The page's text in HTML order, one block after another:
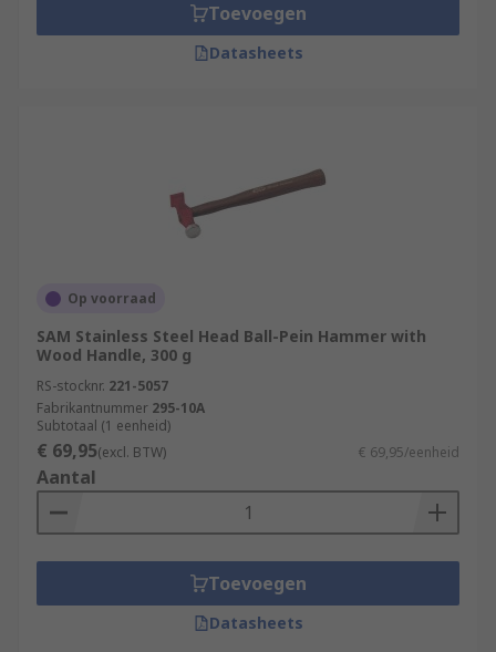
Toevoegen
Datasheets
Op voorraad
SAM Stainless Steel Head Ball-Pein Hammer with
Wood Handle, 300 g
RS-stocknr. 221-5057
Fabrikantnummer 295-10A
Subtotaal (1 eenheid)
€ 69,95(excl. BTW) € 69,95/eenheid
Aantal
Toevoegen
Datasheets